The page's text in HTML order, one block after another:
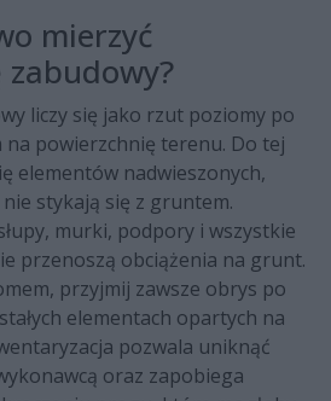
mierzyć
liczy się jako rzut poziomy po
powierzchnię terenu. Do tej
elementów nadwieszonych,
stykają się z gruntem.
murki, podpory i wszystkie
przenoszą obciążenia na grunt.
przyjmij zawsze obrys po
elementach opartych na
pozwala uniknąć
oraz zapobiega